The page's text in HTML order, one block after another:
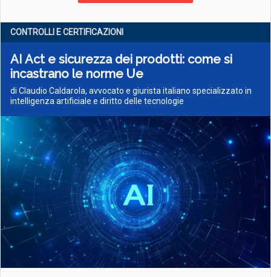
CONTROLLI E CERTIFICAZIONI
AI Act e sicurezza dei prodotti: come si
incastrano le norme Ue
di Claudio Caldarola, avvocato e giurista italiano specializzato in
intelligenza artificiale e diritto delle tecnologie